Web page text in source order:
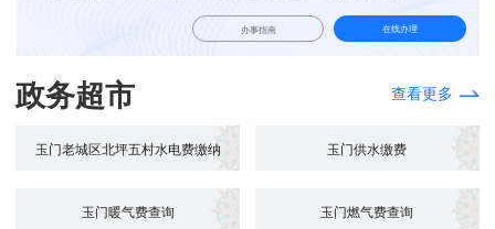
办事指南 在线办理
政务超市 查看更多
玉门老城区北坪五村水电费缴纳 玉门供水缴费
玉门暖气费查询 玉门燃气费查询